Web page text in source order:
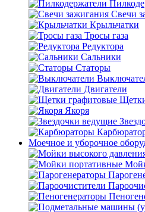
Свечи
Крыльчатки
Тросы газа
Редуктора
Сальники
Статоры
Двигатели
Якоря
Моечное и уборочное